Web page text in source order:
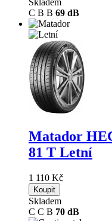
C B B 69 dB
Matador
81 T Letní
1 110 Kč
Koupit
Skladem
C C B 70 dB